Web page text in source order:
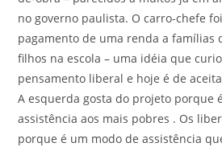
no governo paulista. O carro-chefe
pagamento de uma renda a famílias
filhos na escola – uma idéia que
pensamento liberal e hoje é de
A esquerda gosta do projeto porque
assistência aos mais pobres . Os
porque é um modo de assistência